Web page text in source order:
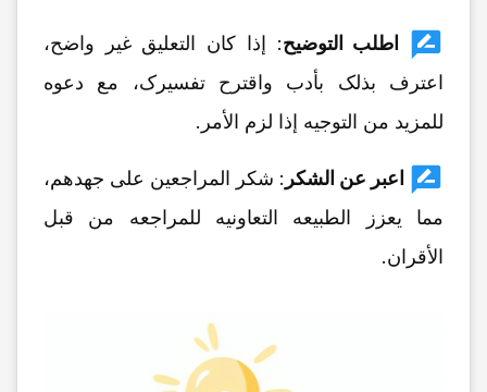
اطلب التوضیح: إذا کان التعلیق غیر واضح،
اعترف بذلک بأدب واقترح تفسیرک، مع دعوه
للمزید من التوجیه إذا لزم الأمر.
اعبر عن الشکر : شکر المراجعین على جهدهم،
مما یعزز الطبیعه التعاونیه للمراجعه من قبل
الأقران.